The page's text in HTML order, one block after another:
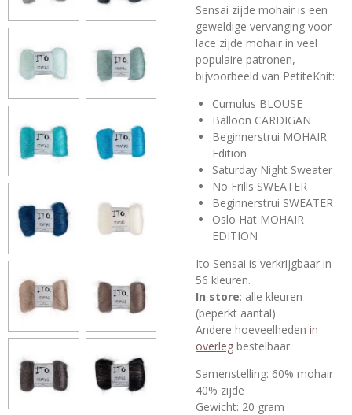
Sensai zijde mohair is een
geweldige vervanging voor
lace zijde mohair in veel
populaire patronen,
bijvoorbeeld van PetiteKnit:
Cumulus BLOUSE
Balloon CARDIGAN
Beginnerstrui MOHAIR
Edition
Saturday Night Sweater
No Frills SWEATER
Beginnerstrui SWEATER
Oslo Hat MOHAIR
EDITION
Ito Sensai is verkrijgbaar in
56 kleuren.
In store: alle kleuren
(beperkt aantal)
Andere hoeveelheden in
overleg bestelbaar
Samenstelling: 60% mohair
40% zijde
Gewicht: 20 gram